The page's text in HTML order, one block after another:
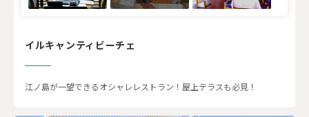
イルキャンティビーチェ
江ノ島が一望できるオシャレレストラン！屋上テラスも必見！